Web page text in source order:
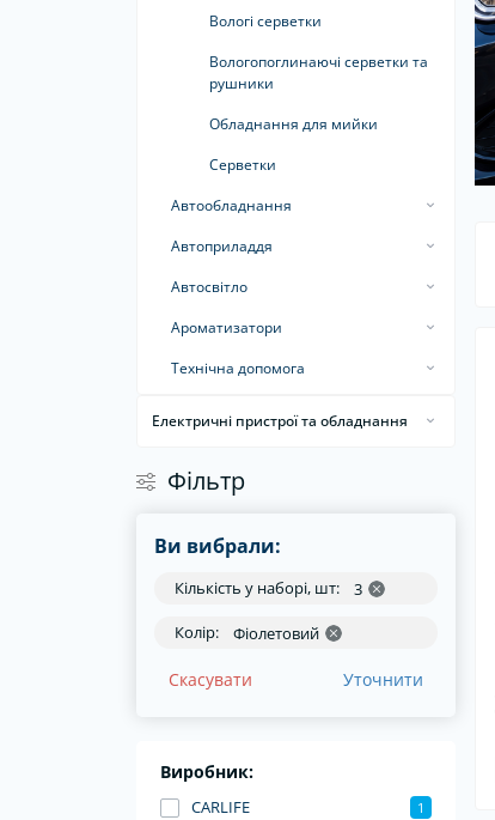
Вологі серветки
Вологопоглинаючі серветки та
рушники
Обладнання для мийки
Серветки
Автообладнання
Автопилососи
Насоси
Склоочисники
Автоприладдя
Автошторки
Автосвітло
Ароматизатори
Ароматизатори в машину
Технічна допомога
Стартові дроти
Електричні пристрої та обладнання
Автохолодильники
Фiльтр
Ви вибрали:
Кількість у наборі, шт: 3
Колір: Фіолетовий
Скасувати Уточнити
Виробник:
CARLIFE 1